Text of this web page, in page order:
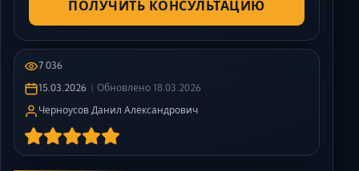
ПОЛУЧИТЬ КОНСУЛЬТАЦИЮ
7 036
15.03.2026
Обновлено 18.03.2026
Черноусов Данил Александрович